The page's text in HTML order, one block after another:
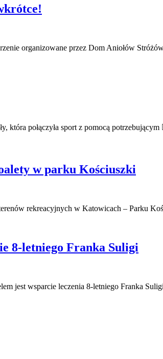
organizowane przez Dom Aniołów
która połączyła sport z pomocą
w parku Kościuszki
rekreacyjnych w Katowicach – Parku
8-letniego Franka Suligi
jest wsparcie leczenia 8-letniego Franka